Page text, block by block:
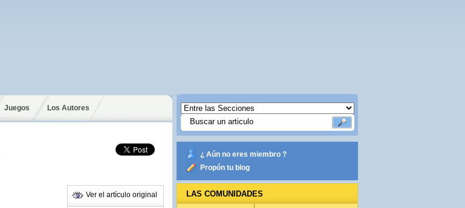
Juegos Los Autores
Ver el artículo original
¿ Aún no eres miembro ?
Propón tu blog
LAS COMUNIDADES